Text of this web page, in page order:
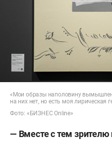
«Мои образы наполовину
на них нет, но есть моя лирическая
Фото: «БИЗНЕС Online»
— Вместе с тем зрителю